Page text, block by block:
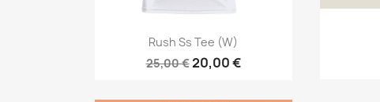
Vista rápida
Rush Ss Tee (W)
25,00 €20,00 €